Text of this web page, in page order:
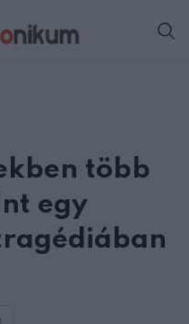
több
egy